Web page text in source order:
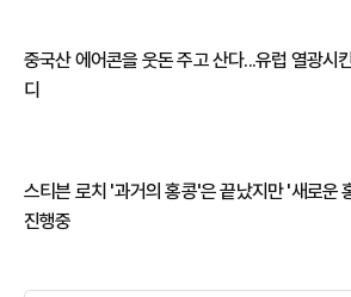
중국산 에어콘을 웃돈 주고 산다...유럽 열광시
디
스티븐 로치 '과거의 홍콩'은 끝났지만 '새로운
진행중